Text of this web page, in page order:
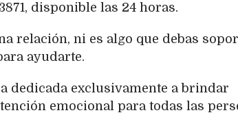
disponible las 24 horas.
relación, ni es algo que debas
ayudarte.
dedicada exclusivamente a brindar
emocional para todas las